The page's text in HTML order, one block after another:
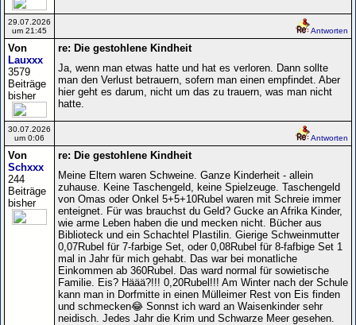
29.07.2026
um 21:45
Antworten
Von
Lauxxx
3579
Beiträge
bisher
re: Die gestohlene Kindheit
Ja, wenn man etwas hatte und hat es verloren. Dann sollte
man den Verlust betrauern, sofern man einen empfindet. Aber
hier geht es darum, nicht um das zu trauern, was man nicht
hatte.
30.07.2026
um 0:06
Antworten
Von
Schxxx
244
Beiträge
bisher
re: Die gestohlene Kindheit
Meine Eltern waren Schweine. Ganze Kinderheit - allein
zuhause. Keine Taschengeld, keine Spielzeuge. Taschengeld
von Omas oder Onkel 5+5+10Rubel waren mit Schreie immer
enteignet. Für was brauchst du Geld? Gucke an Afrika Kinder,
wie arme Leben haben die und mecken nicht. Bücher aus
Biblioteck und ein Schachtel Plastilin. Gierige Schweinmutter
0,07Rubel für 7-farbige Set, oder 0,08Rubel für 8-fafbige Set 1
mal in Jahr für mich gehabt. Das war bei monatliche
Einkommen ab 360Rubel. Das ward normal für sowietische
Familie. Eis? Häää?!!! 0,20Rubel!!! Am Winter nach der Schule
kann man in Dorfmitte in einen Mülleimer Rest von Eis finden
und schmecken😂 Sonnst ich ward an Waisenkinder sehr
neidisch. Jedes Jahr die Krim und Schwarze Meer gesehen.